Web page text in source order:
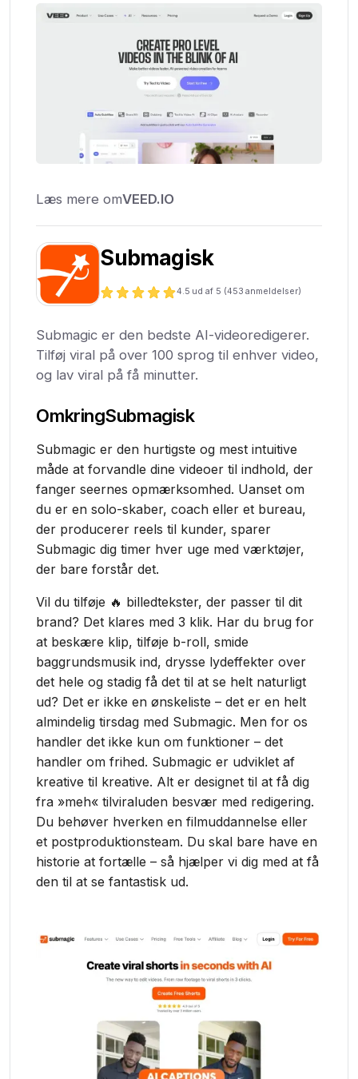
Læs mere omVEED.IO
Submagisk
4.5 ud af 5 (453 anmeldelser)
Submagic er den bedste AI-videoredigerer.
Tilføj viral på over 100 sprog til enhver video,
og lav viral på få minutter.
OmkringSubmagisk
Submagic er den hurtigste og mest intuitive
måde at forvandle dine videoer til indhold, der
fanger seernes opmærksomhed. Uanset om
du er en solo-skaber, coach eller et bureau,
der producerer reels til kunder, sparer
Submagic dig timer hver uge med værktøjer,
der bare forstår det.
Vil du tilføje 🔥 billedtekster, der passer til dit
brand? Det klares med 3 klik. Har du brug for
at beskære klip, tilføje b-roll, smide
baggrundsmusik ind, drysse lydeffekter over
det hele og stadig få det til at se helt naturligt
ud? Det er ikke en ønskeliste – det er en helt
almindelig tirsdag med Submagic. Men for os
handler det ikke kun om funktioner – det
handler om frihed. Submagic er udviklet af
kreative til kreative. Alt er designet til at få dig
fra »meh« tilviraluden besvær med redigering.
Du behøver hverken en filmuddannelse eller
et postproduktionsteam. Du skal bare have en
historie at fortælle – så hjælper vi dig med at få
den til at se fantastisk ud.